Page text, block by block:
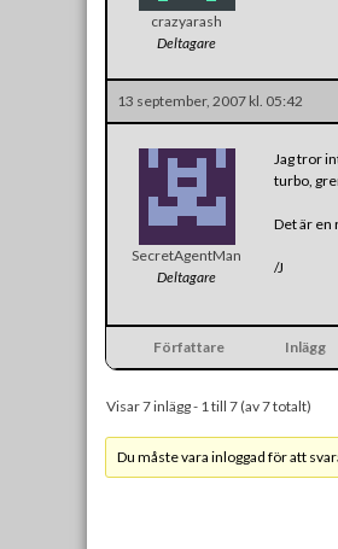
crazyarash
Deltagare
13 september, 2007 kl. 05:42
SecretAgentMan
Deltagare
Jag tror
turbo,
Det är en
/J
Författare Inlägg
Visar 7 inlägg - 1 till 7 (av 7 totalt)
Du måste vara inloggad för att